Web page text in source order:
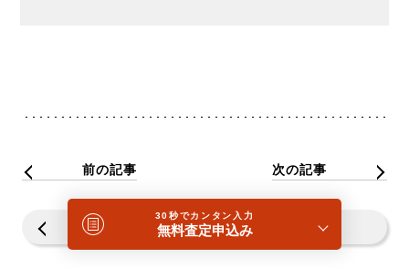
前の記事
一覧へ戻る
次の記事
30秒でカンタン入力
無料査定申込み